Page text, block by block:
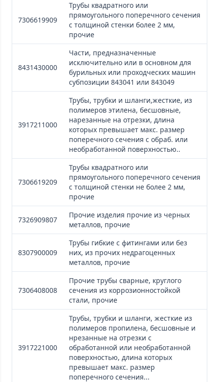
7306619909
Трубы квадратного или
прямоугольного поперечного сечения
с толщиной стенки более 2 мм,
прочие
8431430000
Части, предназначенные
исключительно или в основном для
бурильных или проходческих машин
субпозиции 843041 или 843049
3917211000
Трубы, трубки и шланги,жесткие, из
полимеров этилена, бесшовные,
нарезанные на отрезки, длина
которых превышает макс. размер
поперечного сечения с обраб. или
необработанной поверхностью..
7306619209
Трубы квадратного или
прямоугольного поперечного сечения
с толщиной стенки не более 2 мм,
прочие
7326909807
Прочие изделия прочие из черных
металлов, прочие
8307900009
Трубы гибкие с фитингами или без
них, из прочих недрагоценных
металлов, прочие
7306408008
Прочие трубы сварные, круглого
сечения из коррозионностойкой
стали, прочие
3917221000
Трубы, трубки и шланги, жесткие из
полимеров пропилена, бесшовные и
нрезанные на отрезки с
обработанной или необработанной
поверхностью, длина которых
превышает макс. размер
поперечного сечения...